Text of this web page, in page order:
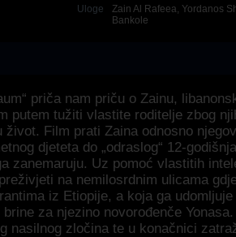
Uloge
Zain Al Rafeea, Yordanos
Bankole
priča nam priču o Zainu,
putem tužiti vlastite roditelje zbog
život. Film prati Zaina odnosno
djeteta do „odraslog“ 12-
zanemaruju. Uz pomoć vlastitih
na nemilosrdnim ulicama
iz Etiopije, a koja ga
za njezino novorođenče
nasilnog zločina te u konačnici